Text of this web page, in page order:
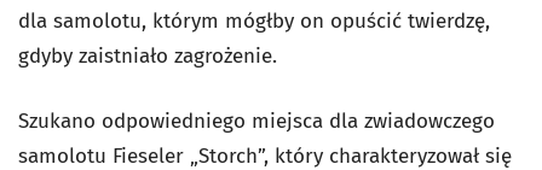
dla samolotu, którym mógłby on opuścić twierdzę,
gdyby zaistniało zagrożenie.
Szukano odpowiedniego miejsca dla zwiadowczego
samolotu Fieseler „Storch”, który charakteryzował się